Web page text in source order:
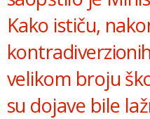
Kako ističu,
velikom broju
su dojave bile